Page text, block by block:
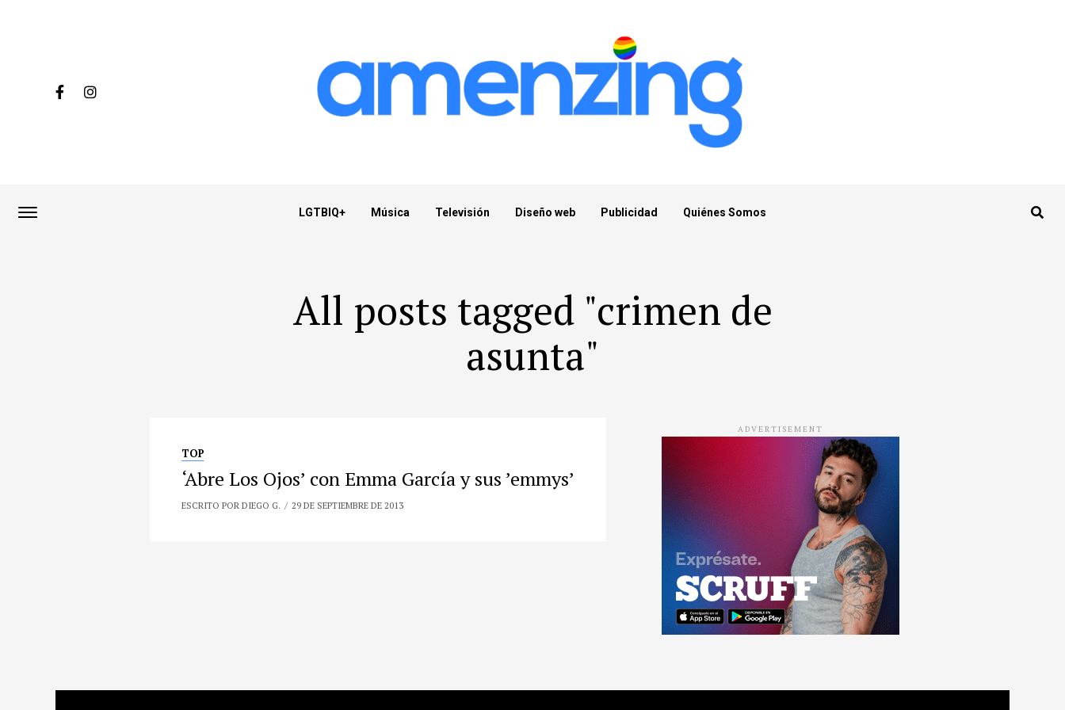
LGTBIQ+ Música Televisión Diseño web Publicidad Quiénes Somos
All posts tagged "crimen de
asunta"
TOP
‘Abre Los Ojos’ con Emma García y sus ’emmys’
ESCRITO POR DIEGO G. 29 DE SEPTIEMBRE DE 2013
ADVERTISEMENT